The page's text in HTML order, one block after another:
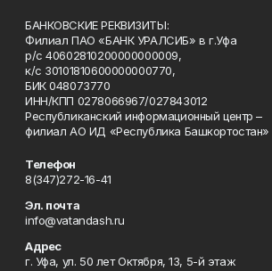
БАНКОВСКИЕ РЕКВИЗИТЫ:
Филиал ПАО «БАНК УРАЛСИБ» в г.Уфа
р/с 40602810200000000009,
к/с 30101810600000000770,
БИК 048073770
ИНН/КПП 0278066967/027843012
Республиканский информационный центр –
филиал АО ИД «Республика Башкортостан»
Телефон
8(347)272-16-41
Эл. почта
info@vatandash.ru
Адрес
г. Уфа, ул. 50 лет Октября, 13, 5-й этаж